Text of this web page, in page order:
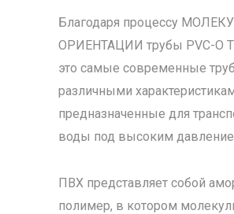
Благодаря процессу
ОРИЕНТАЦИИ трубы PVC-O
это самые современные
различными
предназначенные для
воды под высоким
ПВХ представляет собой
полимер, в котором